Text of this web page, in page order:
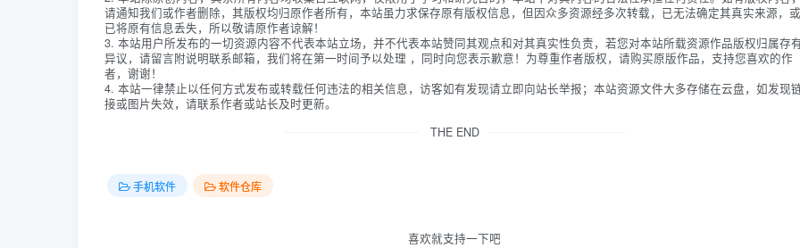
请通知我们或作者删除，其版权均归原作者所有，本站虽力求保存原有版权信息，但因众多资源经多次转载，已无法确定其真实来源，或
已将原有信息丢失，所以敬请原作者谅解！
3. 本站用户所发布的一切资源内容不代表本站立场，并不代表本站赞同其观点和对其真实性负责，若您对本站所载资源作品版权归属存
异议，请留言附说明联系邮箱，我们将在第一时间予以处理 ，同时向您表示歉意！为尊重作者版权，请购买原版作品，支持您喜欢的作
者，谢谢！
4. 本站一律禁止以任何方式发布或转载任何违法的相关信息，访客如有发现请立即向站长举报；本站资源文件大多存储在云盘，如发现
接或图片失效，请联系作者或站长及时更新。
THE END
手机软件 软件仓库
喜欢就支持一下吧